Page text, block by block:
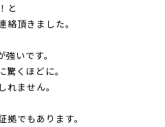
と
頂きました。
いです。
くほどに。
ません。
でもあります。